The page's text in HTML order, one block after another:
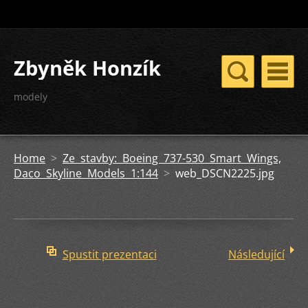
Zbyněk Honzík
modely
Home > Ze stavby: Boeing 737-530 Smart Wings,
Daco Skyline Models 1:144 >web_DSCN2225.jpg
Spustit prezentaci Následující